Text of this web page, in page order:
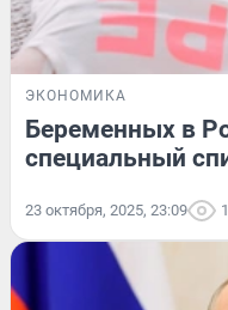
ЭКОНОМИКА
Беременных в
специальный
23 октября, 2025, 23:09